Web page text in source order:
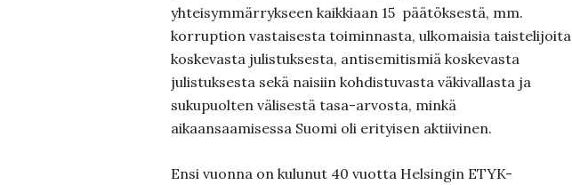
yhteisymmärrykseen kaikkiaan 15 päätöksestä, mm.
korruption vastaisesta toiminnasta, ulkomaisia taistelijoita
koskevasta julistuksesta, antisemitismiä koskevasta
julistuksesta sekä naisiin kohdistuvasta väkivallasta ja
sukupuolten välisestä tasa-arvosta, minkä
aikaansaamisessa Suomi oli erityisen aktiivinen.
Ensi vuonna on kulunut 40 vuotta Helsingin ETYK-